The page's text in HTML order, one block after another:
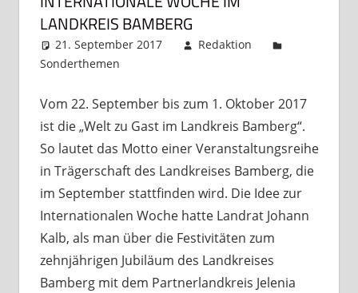
LANDKREIS BAMBERG
21. September 2017
Redaktion
Sonderthemen
Vom 22. September bis zum 1. Oktober 2017
ist die „Welt zu Gast im Landkreis Bamberg“.
So lautet das Motto einer Veranstaltungsreihe
in Trägerschaft des Landkreises Bamberg, die
im September stattfinden wird. Die Idee zur
Internationalen Woche hatte Landrat Johann
Kalb, als man über die Festivitäten zum
zehnjährigen Jubiläum des Landkreises
Bamberg mit dem Partnerlandkreis Jelenia